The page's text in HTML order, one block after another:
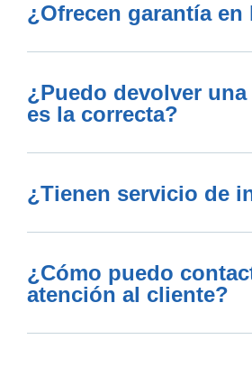
¿Ofrecen garantía en
¿Puedo devolver
es la correcta?
¿Tienen servicio de
¿Cómo puedo
atención al cliente?